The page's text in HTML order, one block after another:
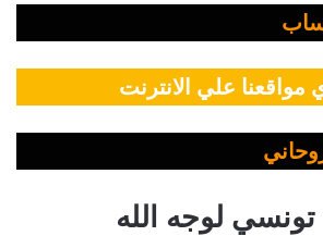
مواقعنا علي الانترنت
لوجه الله